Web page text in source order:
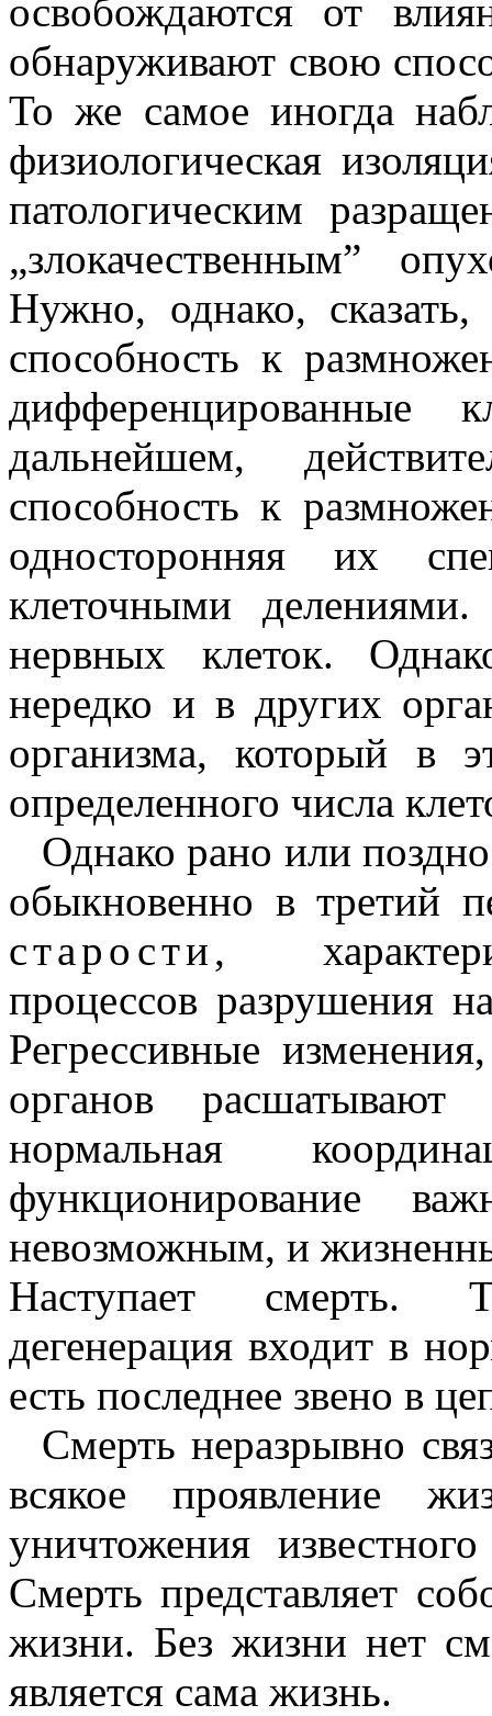
освобождаются от
обнаруживают свою
То же самое иногда
физиологическая
патологическим
„злокачественным”
Нужно, однако,
способность к
дальнейшем,
способность к
односторонняя их
клеточными
нервных клеток.
нередко и в других
организма, который в
определенного числа
Однако рано или
обыкновенно в третий
старости,
процессов разрушения
Регрессивные
органов расшатывают
нормальная
функционирование
невозможным, и
Наступает смерть.
дегенерация входит в
есть последнее звено в
Смерть неразрывно
всякое проявление
уничтожения
Смерть представляет
жизни. Без жизни нет
является сама жизнь.